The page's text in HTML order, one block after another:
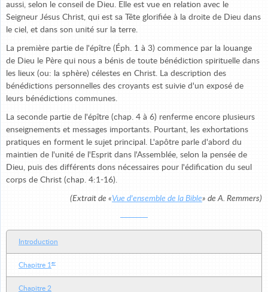
aussi, selon le conseil de Dieu. Elle est vue en relation avec le
Seigneur Jésus Christ, qui est sa Tête glorifiée à la droite de Dieu dans
le ciel, et dans son unité sur la terre.
La première partie de l'épître (Éph. 1 à 3) commence par la louange
de Dieu le Père qui nous a bénis de toute bénédiction spirituelle dans
les lieux (ou: la sphère) célestes en Christ. La description des
bénédictions personnelles des croyants est suivie d'un exposé de
leurs bénédictions communes.
La seconde partie de l'épître (chap. 4 à 6) renferme encore plusieurs
enseignements et messages importants. Pourtant, les exhortations
pratiques en forment le sujet principal. L'apôtre parle d'abord du
maintien de l'unité de l'Esprit dans l'Assemblée, selon la pensée de
Dieu, puis des différents dons nécessaires pour l'édification du seul
corps de Christ (chap. 4:1-16).
(Extrait de «Vue d'ensemble de la Bible» de A. Remmers)
Introduction
Chapitre 1 er
Chapitre 2